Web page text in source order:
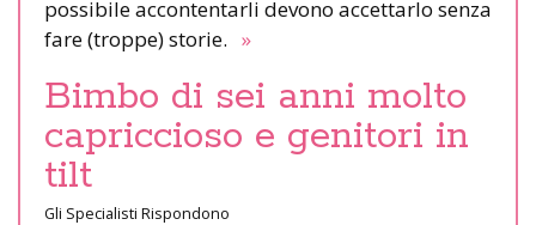
possibile accontentarli devono accettarlo senza
fare (troppe) storie. »
Bimbo di sei anni molto
capriccioso e genitori in
tilt
Gli Specialisti Rispondono